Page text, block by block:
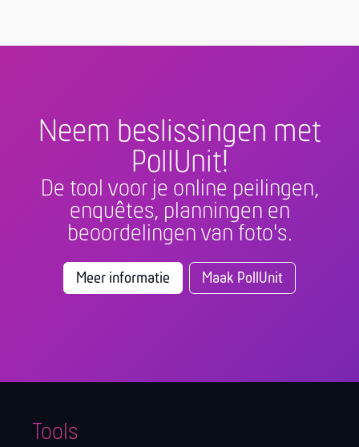
Neem beslissingen met
PollUnit!
De tool voor je online peilingen,
enquêtes, planningen en
beoordelingen van foto's.
Meer informatie Maak PollUnit
Tools